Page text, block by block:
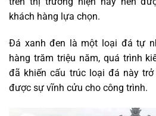
khách hàng lựa chọn.
Đá xanh đen là một loại đá tự
hàng trăm triệu năm, quá trình
đã khiến cấu trúc loại đá này
được sự vĩnh cửu cho công trình.